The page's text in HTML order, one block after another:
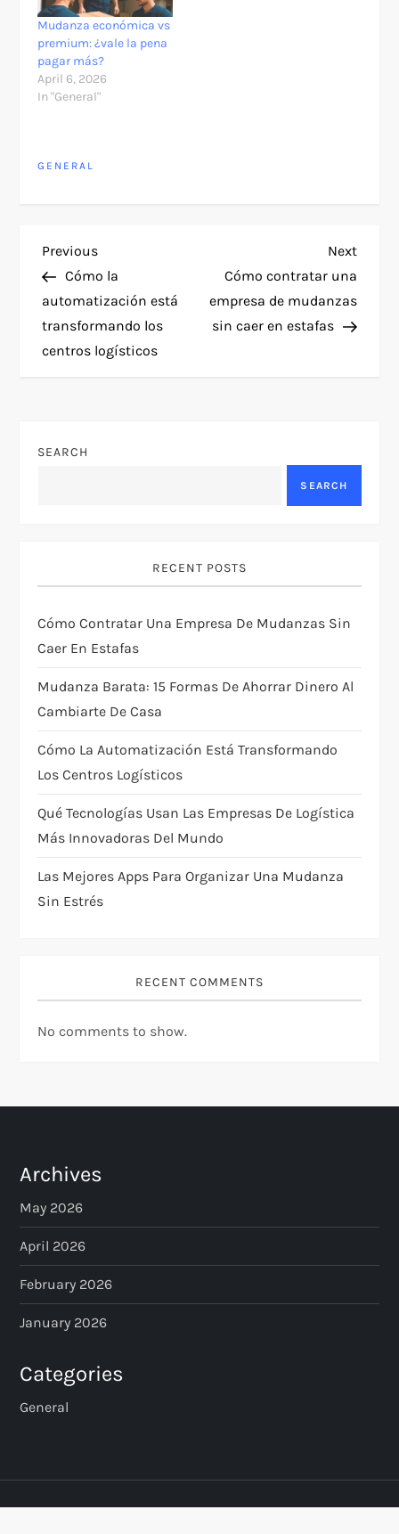
Mudanza económica vs
premium: ¿vale la pena
pagar más?
April 6, 2026
In "General"
GENERAL
P
o
s
a
g
a
t
i
o
n
Previous
Post
Previous
Cómo la
automatización está
transformando los
centros logísticos
Next
Post
Next
Cómo contratar una
empresa de mudanzas
sin caer en estafas
SEARCH
SEARCH
RECENT POSTS
Cómo Contratar Una Empresa De Mudanzas Sin
Caer En Estafas
Mudanza Barata: 15 Formas De Ahorrar Dinero Al
Cambiarte De Casa
Cómo La Automatización Está Transformando
Los Centros Logísticos
Qué Tecnologías Usan Las Empresas De Logística
Más Innovadoras Del Mundo
Las Mejores Apps Para Organizar Una Mudanza
Sin Estrés
RECENT COMMENTS
No comments to show.
Archives
May 2026
April 2026
February 2026
January 2026
Categories
General